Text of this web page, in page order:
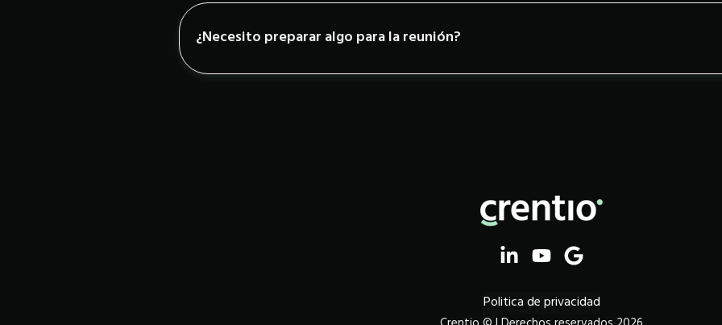
¿Necesito preparar algo para la reunión?
Politica de privacidad